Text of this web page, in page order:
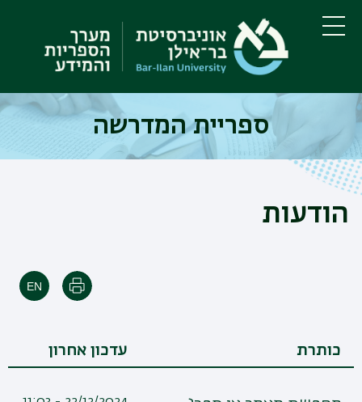
לתוכן
העיקרי
לתפריט
ניווט
ראשי
תפריט
ספריית המדרשה
הודעות
הדפסה
כותרת עדכון אחרון